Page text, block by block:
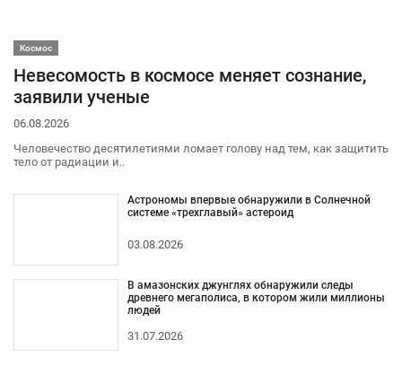
Космос
Невесомость в космосе меняет сознание,
заявили ученые
06.08.2026
Человечество десятилетиями ломает голову над тем, как защитить
тело от радиации и..
Астрономы впервые обнаружили в Солнечной
системе «трехглавый» астероид
03.08.2026
В амазонских джунглях обнаружили следы
древнего мегаполиса, в котором жили миллионы
людей
31.07.2026